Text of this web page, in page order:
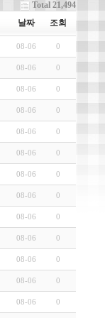
Total 21,494
날짜 조회
08-06 0
08-06 0
08-06 0
08-06 0
08-06 0
08-06 0
08-06 0
08-06 0
08-06 0
08-06 0
08-06 0
08-06 0
08-06 0